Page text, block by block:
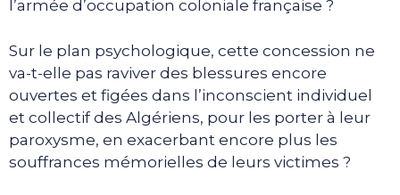
l’armée d’occupation coloniale française ?
Sur le plan psychologique, cette concession ne
va-t-elle pas raviver des blessures encore
ouvertes et figées dans l’inconscient individuel
et collectif des Algériens, pour les porter à leur
paroxysme, en exacerbant encore plus les
souffrances mémorielles de leurs victimes ?